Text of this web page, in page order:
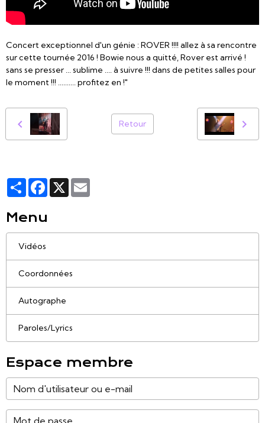
Concert exceptionnel d'un génie : ROVER !!!! allez à sa rencontre
sur cette tournée 2016 ! Bowie nous a quitté, Rover est arrivé !
sans se presser ... sublime .... à suivre !!! dans de petites salles pour
le moment !!! .......... profitez en !"
Retour
PartagerFacebook
X
Menu
Vidéos
Coordonnées
Autographe
Paroles/Lyrics
Espace membre